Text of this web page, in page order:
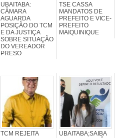
UBAITABA:
CÂMARA
AGUARDA
POSIÇÃO DO TCM
E DA JUSTIÇA
SOBRE SITUAÇÃO
DO VEREADOR
PRESO
TSE CASSA
MANDATOS DE
PREFEITO E VICE-
PREFEITO
MAIQUINIQUE
TCM REJEITA
UBAITABA;SAIBA